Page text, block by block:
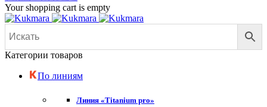
Your shopping cart is empty
Категории товаров
По линиям
Линия «Titanium pro»